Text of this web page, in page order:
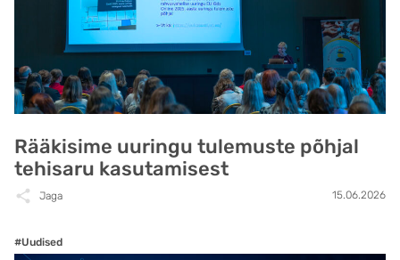
Rääkisime uuringu tulemuste põhjal
tehisaru kasutamisest
Jaga 15.06.2026
#Uudised